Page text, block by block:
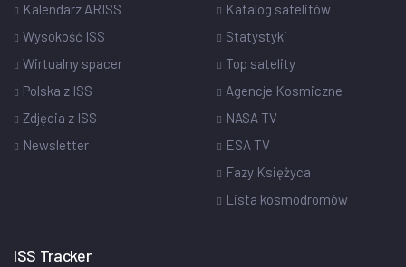
Kalendarz ARISS
Wysokość ISS
Wirtualny spacer
Polska z ISS
Zdjęcia z ISS
Newsletter
Katalog satelitów
Statystyki
Top satelity
Agencje Kosmiczne
NASA TV
ESA TV
Fazy Księżyca
Lista kosmodromów
ISS Tracker